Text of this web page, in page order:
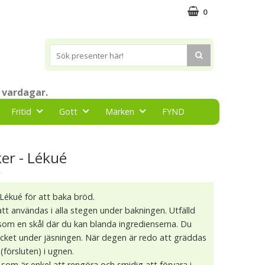
0
vardagar.
Fritid Gott Märken FYND
- Lékué
för att baka bröd.
användas i alla stegen under bakningen. Utfälld
en skål där du kan blanda ingredienserna. Du
under jäsningen. När degen är redo att gräddas
i ugnen.